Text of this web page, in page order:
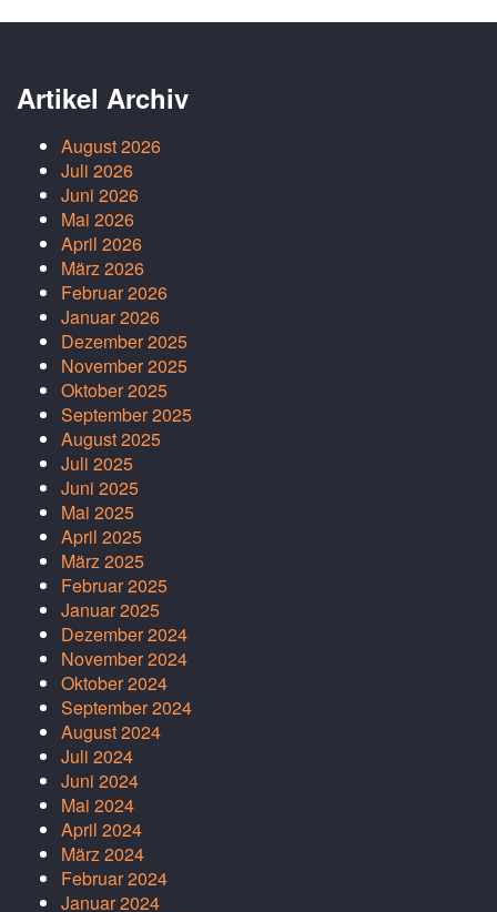
Artikel Archiv
August 2026
Juli 2026
Juni 2026
Mai 2026
April 2026
März 2026
Februar 2026
Januar 2026
Dezember 2025
November 2025
Oktober 2025
September 2025
August 2025
Juli 2025
Juni 2025
Mai 2025
April 2025
März 2025
Februar 2025
Januar 2025
Dezember 2024
November 2024
Oktober 2024
September 2024
August 2024
Juli 2024
Juni 2024
Mai 2024
April 2024
März 2024
Februar 2024
Januar 2024